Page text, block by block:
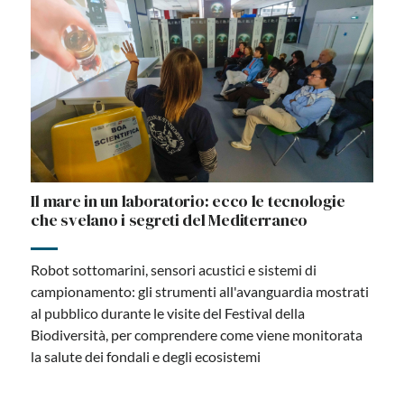
Il mare in un laboratorio: ecco le tecnologie
che svelano i segreti del Mediterraneo
Robot sottomarini, sensori acustici e sistemi di
campionamento: gli strumenti all'avanguardia mostrati
al pubblico durante le visite del Festival della
Biodiversità, per comprendere come viene monitorata
la salute dei fondali e degli ecosistemi